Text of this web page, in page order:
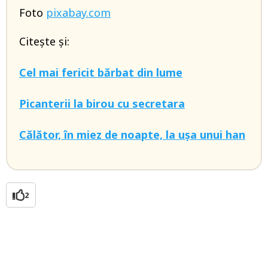
Foto pixabay.com
Citește și:
Cel mai fericit bărbat din lume
Picanterii la birou cu secretara
Călător, în miez de noapte, la ușa unui han
2